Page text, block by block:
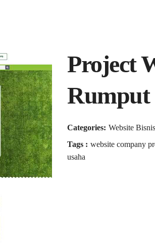
Project
Rumput
Categories: Website
Tags : website company
usaha